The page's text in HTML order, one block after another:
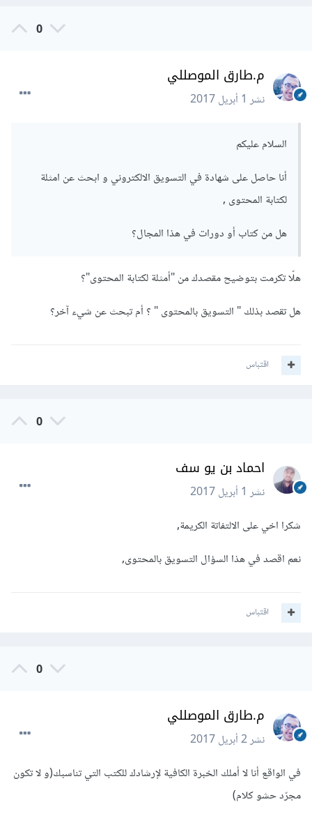
0
م.طارق الموصللي
نشر1 أبريل 2017
السلام عليكم
أنا حاصل على شهادة في التسويق الالكتروني و ابحث عن امثلة
لكتابة المحتوى ,
هل من كتاب أو دورات في هذا المجال؟
هلّا تكرمت بتوضيح مقصدك من "أمثلة لكتابة المحتوى"؟
هل تقصد بذلك " التسويق بالمحتوى " ؟ أم تبحث عن شيء آخر؟
اقتباس
0
احماد بن يو سف
نشر1 أبريل 2017
شكرا اخي على الالتفاتة الكريمة,
نعم اقصد في هذا السؤال التسويق بالمحتوى,
اقتباس
0
م.طارق الموصللي
نشر2 أبريل 2017
في الواقع أنا لا أملك الخبرة الكافية لإرشادك للكتب التي تناسبك(و لا تكون
مجرّد حشو كلام)